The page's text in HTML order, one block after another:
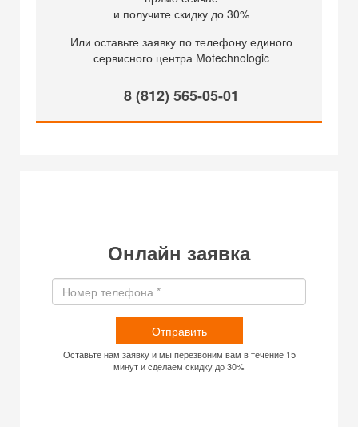
и получите скидку до 30%
Или оставьте заявку по телефону единого
сервисного центра Motechnologic
8 (812) 565-05-01
Онлайн заявка
Отправить
Оставьте нам заявку и мы перезвоним вам в течение 15
минут и сделаем скидку до 30%